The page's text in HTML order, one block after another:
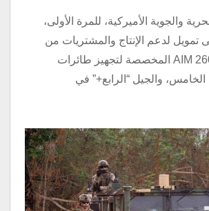
والجوية الأميركية، للمرة الأولى،
تمويل لدعم الإنتاج والمشتريات من
صواريخ جو-جو AIM 260 المخصصة لتجهيز طائرات
والجيل “الرابع+” في